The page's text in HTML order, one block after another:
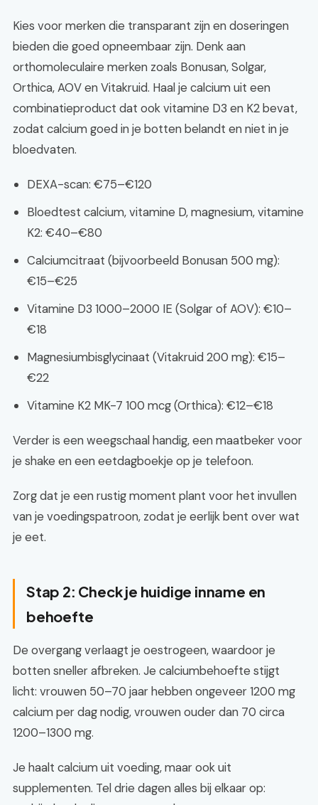
Kies voor merken die transparant zijn en doseringen
bieden die goed opneembaar zijn. Denk aan
orthomoleculaire merken zoals Bonusan, Solgar,
Orthica, AOV en Vitakruid. Haal je calcium uit een
combinatieproduct dat ook vitamine D3 en K2 bevat,
zodat calcium goed in je botten belandt en niet in je
bloedvaten.
DEXA-scan: €75–€120
Bloedtest calcium, vitamine D, magnesium, vitamine
K2: €40–€80
Calciumcitraat (bijvoorbeeld Bonusan 500 mg):
€15–€25
Vitamine D3 1000–2000 IE (Solgar of AOV): €10–
€18
Magnesiumbisglycinaat (Vitakruid 200 mg): €15–
€22
Vitamine K2 MK-7 100 mcg (Orthica): €12–€18
Verder is een weegschaal handig, een maatbeker voor
je shake en een eetdagboekje op je telefoon.
Zorg dat je een rustig moment plant voor het invullen
van je voedingspatroon, zodat je eerlijk bent over wat
je eet.
Stap 2: Check je huidige inname en
behoefte
De overgang verlaagt je oestrogeen, waardoor je
botten sneller afbreken. Je calciumbehoefte stijgt
licht: vrouwen 50–70 jaar hebben ongeveer 1200 mg
calcium per dag nodig, vrouwen ouder dan 70 circa
1200–1300 mg.
Je haalt calcium uit voeding, maar ook uit
supplementen. Tel drie dagen alles bij elkaar op: